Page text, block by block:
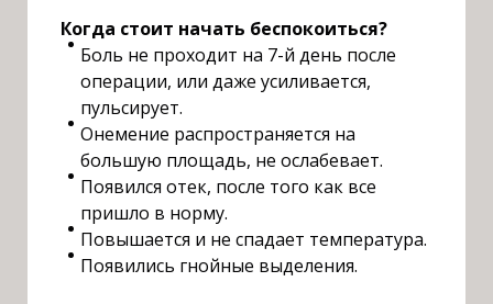
Когда стоит начать беспокоиться?
Боль не проходит на 7-й день после
операции, или даже усиливается,
пульсирует.
Онемение распространяется на
большую площадь, не ослабевает.
Появился отек, после того как все
пришло в норму.
Повышается и не спадает температура.
Появились гнойные выделения.